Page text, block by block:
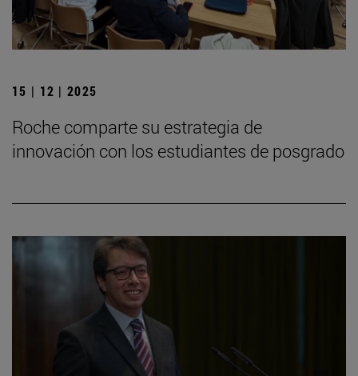
15 | 12 | 2025
Roche comparte su estrategia de
innovación con los estudiantes de posgrado